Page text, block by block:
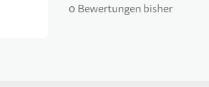
0 Bewertungen bisher